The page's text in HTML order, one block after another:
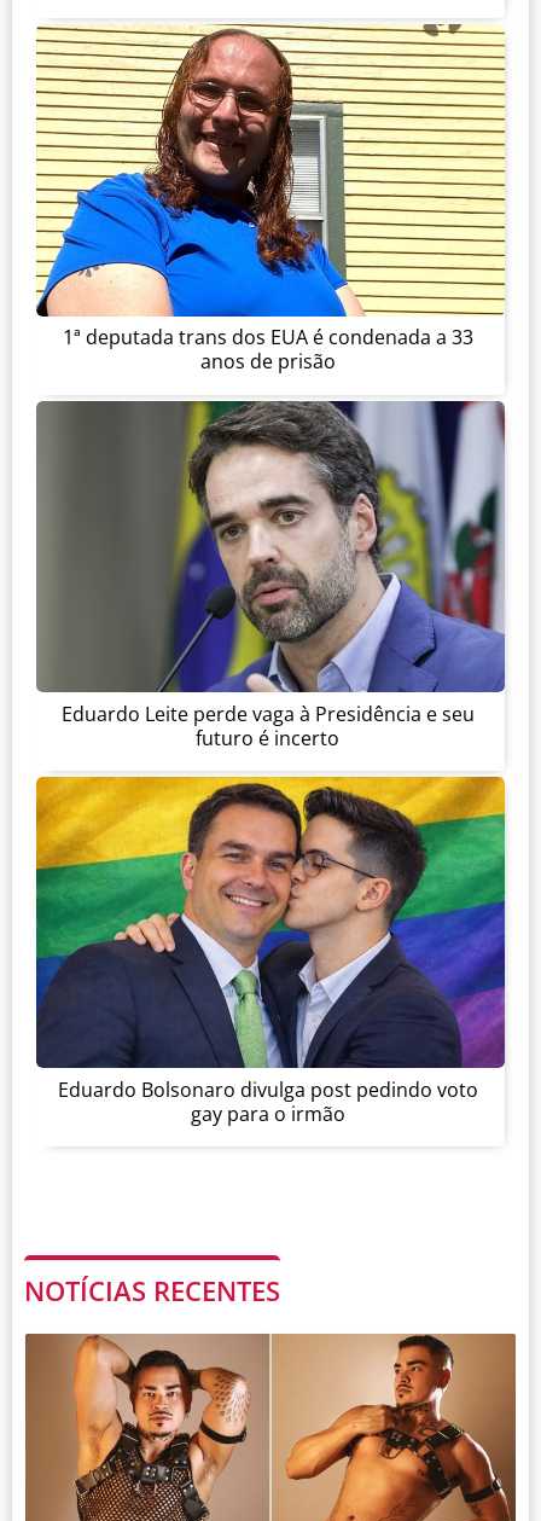
1ª deputada trans dos EUA é condenada a 33
anos de prisão
Eduardo Leite perde vaga à Presidência e seu
futuro é incerto
Eduardo Bolsonaro divulga post pedindo voto
gay para o irmão
NOTÍCIAS RECENTES